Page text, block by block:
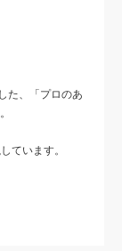
た、「プロのあ
ています。